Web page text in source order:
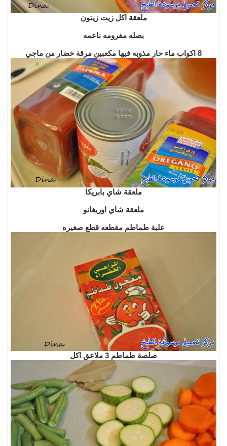
ملعقة اكل زيت زيتون
بصله مفرومه ناعمه
8 اكواب ماء حار مذوبه فيها مكعبين مرقة خضار من ماجي
ملعقة شاي بابريكا
ملعقة شاي اوريغانو
علبة طماطم مقطعه قطع صغيره
صلصة طماطم 3 ملاعق اكل